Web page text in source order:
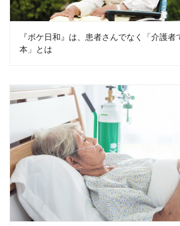
『ボケ日和』は、患者さんでなく「介護
本」とは